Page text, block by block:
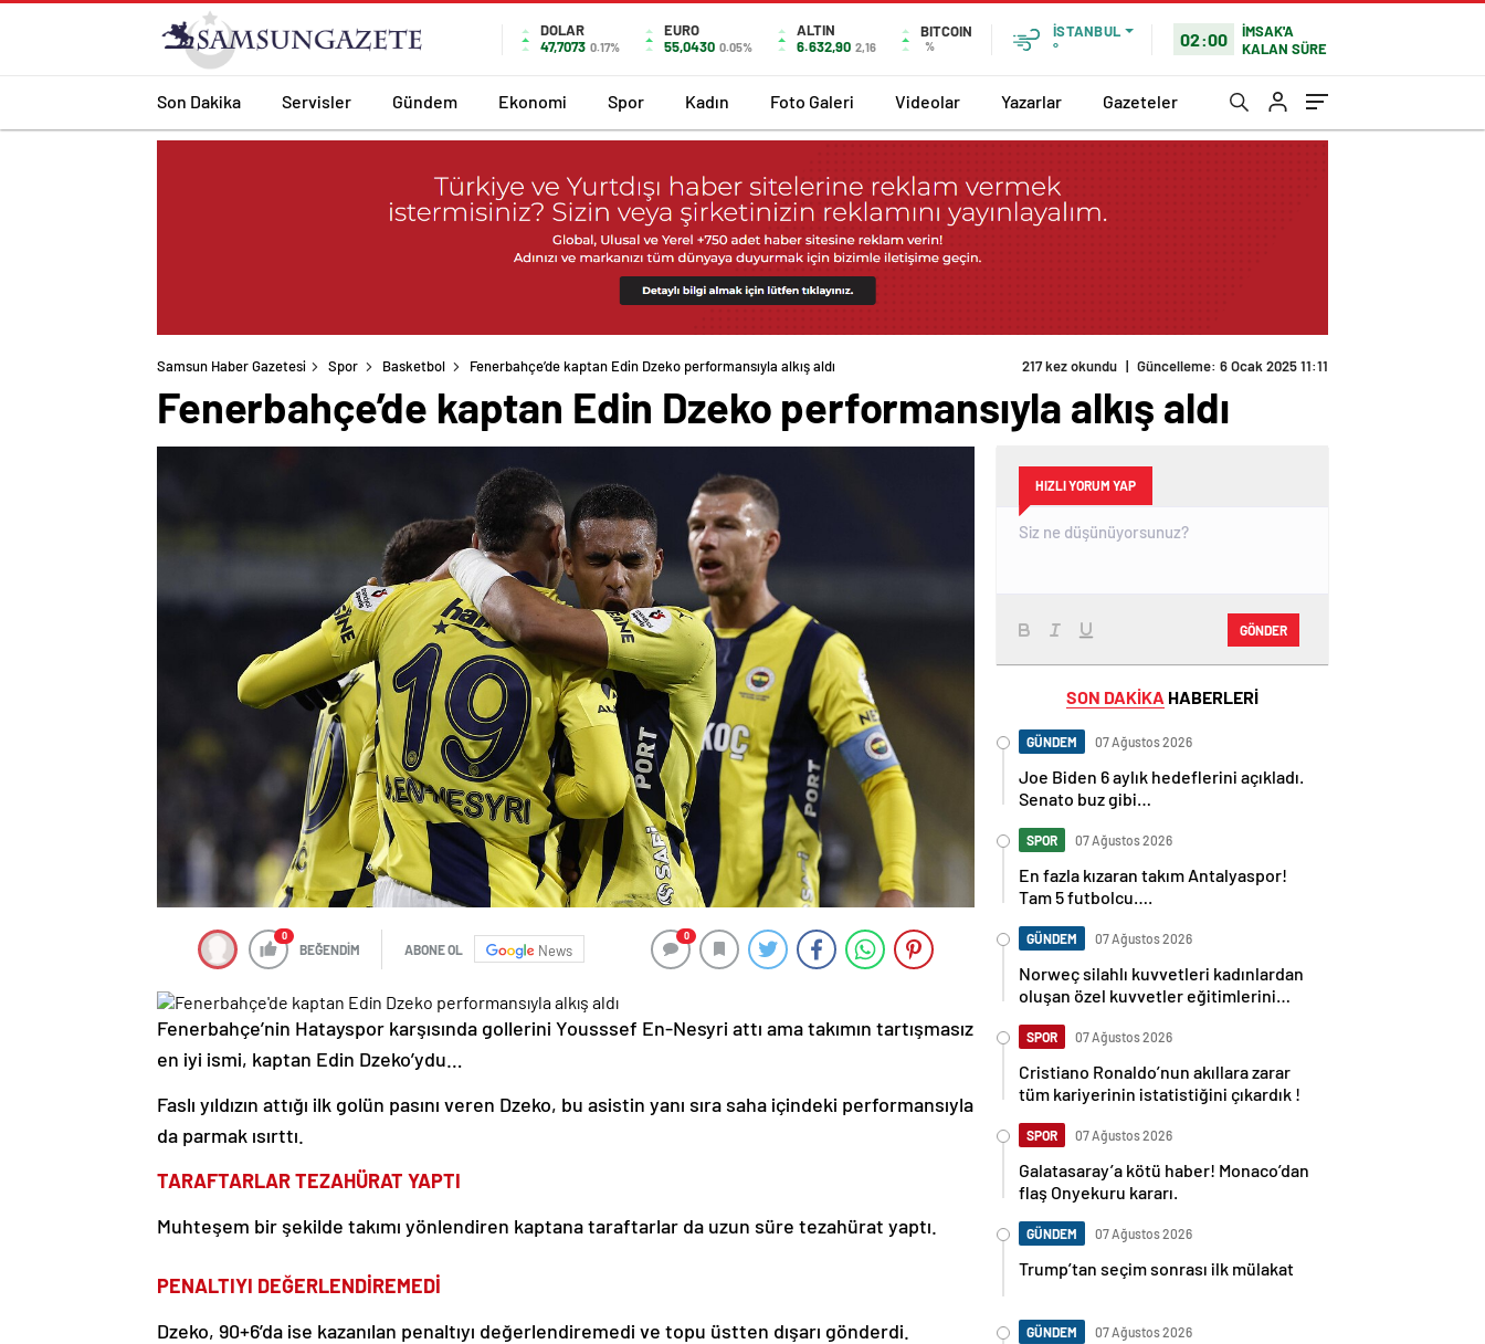
DOLAR
47,7073 0.17%
EURO
55,0430 0.05%
ALTIN
6.632,90 2,16
BITCOIN
%
İSTANBUL
°
02:00
İMSAK'A
KALAN SÜRE
Son Dakika Servisler Gündem Ekonomi Spor Kadın Foto Galeri Videolar Yazarlar Gazeteler
Samsun Haber Gazetesi Spor Basketbol Fenerbahçe’de kaptan Edin Dzeko performansıyla alkış aldı 217 kez okundu | Güncelleme: 6 Ocak 2025 11:11
Fenerbahçe’de kaptan Edin Dzeko performansıyla alkış aldı
0
BEĞENDİM ABONE OL News
0
Fenerbahçe’nin Hatayspor karşısında gollerini Yousssef En-Nesyri attı ama takımın tartışmasız
en iyi ismi, kaptan Edin Dzeko’ydu…
Faslı yıldızın attığı ilk golün pasını veren Dzeko, bu asistin yanı sıra saha içindeki performansıyla
da parmak ısırttı.
TARAFTARLAR TEZAHÜRAT YAPTI
Muhteşem bir şekilde takımı yönlendiren kaptana taraftarlar da uzun süre tezahürat yaptı.
PENALTIYI DEĞERLENDİREMEDİ
Dzeko, 90+6’da ise kazanılan penaltıyı değerlendiremedi ve topu üstten dışarı gönderdi.
HIZLI YORUM YAP
GÖNDER
SON DAKİKA HABERLERİ
GÜNDEM 07 Ağustos 2026
Joe Biden 6 aylık hedeflerini açıkladı.
Senato buz gibi…
SPOR 07 Ağustos 2026
En fazla kızaran takım Antalyaspor!
Tam 5 futbolcu….
GÜNDEM 07 Ağustos 2026
Norweç silahlı kuvvetleri kadınlardan
oluşan özel kuvvetler eğitimlerini
SPOR 07 Ağustos 2026
Cristiano Ronaldo’nun akıllara zarar
tüm kariyerinin istatistiğini çıkardık !
SPOR 07 Ağustos 2026
Galatasaray’a kötü haber! Monaco’dan
flaş Onyekuru kararı.
GÜNDEM 07 Ağustos 2026
Trump’tan seçim sonrası ilk mülakat
GÜNDEM 07 Ağustos 2026